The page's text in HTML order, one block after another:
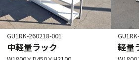
GU1RK-260218-001
中軽量ラック 軽量